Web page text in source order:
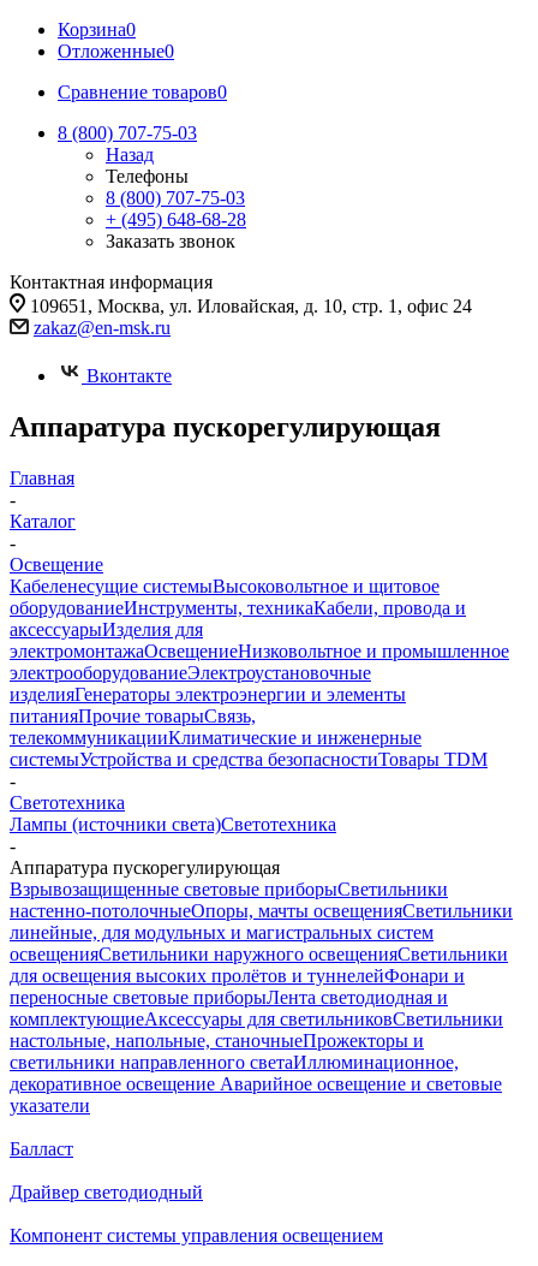
Корзина0
Отложенные0
Сравнение товаров0
8 (800) 707-75-03
Назад
Телефоны
8 (800) 707-75-03
+ (495) 648-68-28
Заказать звонок
Контактная информация
109651, Москва, ул. Иловайская, д. 10, стр. 1, офис 24
zakaz@en-msk.ru
Вконтакте
Аппаратура пускорегулирующая
Главная
-
Каталог
-
Освещение
Кабеленесущие системыВысоковольтное и щитовое
оборудованиеИнструменты, техникаКабели, провода и
аксессуарыИзделия для
электромонтажаОсвещениеНизковольтное и промышленное
электрооборудованиеЭлектроустановочные
изделияГенераторы электроэнергии и элементы
питанияПрочие товарыСвязь,
телекоммуникацииКлиматические и инженерные
системыУстройства и средства безопасностиТовары TDM
-
Светотехника
Лампы (источники света)Светотехника
-
Аппаратура пускорегулирующая
Взрывозащищенные световые приборыСветильники
настенно-потолочныеОпоры, мачты освещенияСветильники
линейные, для модульных и магистральных систем
освещенияСветильники наружного освещенияСветильники
для освещения высоких пролётов и туннелейФонари и
переносные световые приборыЛента светодиодная и
комплектующиеАксессуары для светильниковСветильники
настольные, напольные, станочныеПрожекторы и
светильники направленного светаИллюминационное,
декоративное освещение Аварийное освещение и световые
указатели
Балласт
Драйвер светодиодный
Компонент системы управления освещением